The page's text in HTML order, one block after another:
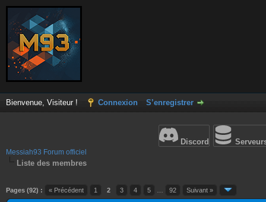
Bienvenue, Visiteur ! Connexion S’enregistrer
Discord
Messiah93 Forum officiel
Liste des membres
Pages (92) : « Précédent 1 2 3 4 5 92 Suivant »